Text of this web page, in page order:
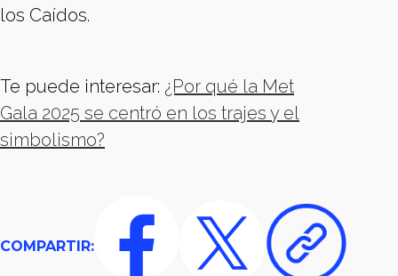
los Caídos.
Te puede interesar: ¿Por qué la Met
Gala 2025 se centró en los trajes y el
simbolismo?
COMPARTIR: